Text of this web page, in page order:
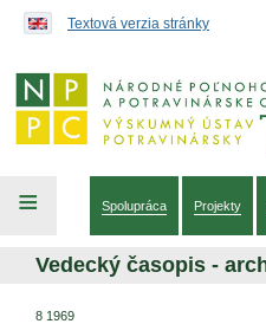
Textová verzia stránky
≡ Spolupráca Projekty
Vedecký časopis -
8 1969